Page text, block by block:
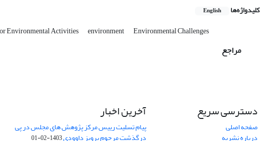
کلیدواژه‌ها English
Environmental Activities environment Environmental Challenges
مراجع
دسترسی سریع
صفحه اصلی
درباره نشریه
آخرین اخبار
پیام تسلیت رییس مرکز پژوهش های مجلس در پی
درگذشت مرحوم پرویز داوودی1403-02-01